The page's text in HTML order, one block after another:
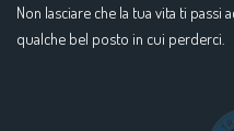
Non lasciare che la tua vita ti passi
qualche bel posto in cui perderci.